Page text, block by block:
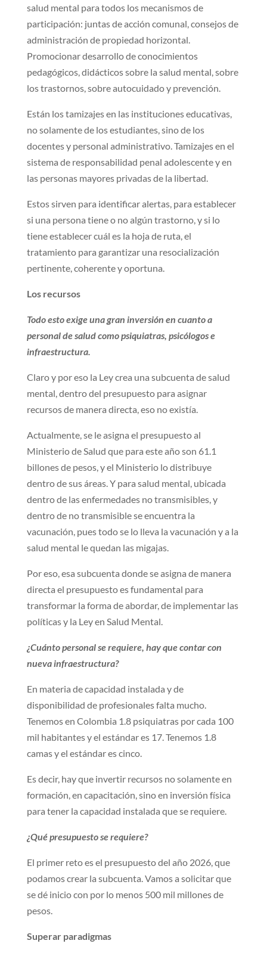
salud mental para todos los mecanismos de
participación: juntas de acción comunal, consejos de
administración de propiedad horizontal.
Promocionar desarrollo de conocimientos
pedagógicos, didácticos sobre la salud mental, sobre
los trastornos, sobre autocuidado y prevención.
Están los tamizajes en las instituciones educativas,
no solamente de los estudiantes, sino de los
docentes y personal administrativo. Tamizajes en el
sistema de responsabilidad penal adolescente y en
las personas mayores privadas de la libertad.
Estos sirven para identificar alertas, para establecer
si una persona tiene o no algún trastorno, y si lo
tiene establecer cuál es la hoja de ruta, el
tratamiento para garantizar una resocialización
pertinente, coherente y oportuna.
Los recursos
Todo esto exige una gran inversión en cuanto a
personal de salud como psiquiatras, psicólogos e
infraestructura.
Claro y por eso la Ley crea una subcuenta de salud
mental, dentro del presupuesto para asignar
recursos de manera directa, eso no existía.
Actualmente, se le asigna el presupuesto al
Ministerio de Salud que para este año son 61.1
billones de pesos, y el Ministerio lo distribuye
dentro de sus áreas. Y para salud mental, ubicada
dentro de las enfermedades no transmisibles, y
dentro de no transmisible se encuentra la
vacunación, pues todo se lo lleva la vacunación y a la
salud mental le quedan las migajas.
Por eso, esa subcuenta donde se asigna de manera
directa el presupuesto es fundamental para
transformar la forma de abordar, de implementar las
políticas y la Ley en Salud Mental.
¿Cuánto personal se requiere, hay que contar con
nueva infraestructura?
En materia de capacidad instalada y de
disponibilidad de profesionales falta mucho.
Tenemos en Colombia 1.8 psiquiatras por cada 100
mil habitantes y el estándar es 17. Tenemos 1.8
camas y el estándar es cinco.
Es decir, hay que invertir recursos no solamente en
formación, en capacitación, sino en inversión física
para tener la capacidad instalada que se requiere.
¿Qué presupuesto se requiere?
El primer reto es el presupuesto del año 2026, que
podamos crear la subcuenta. Vamos a solicitar que
se dé inicio con por lo menos 500 mil millones de
pesos.
Superar paradigmas